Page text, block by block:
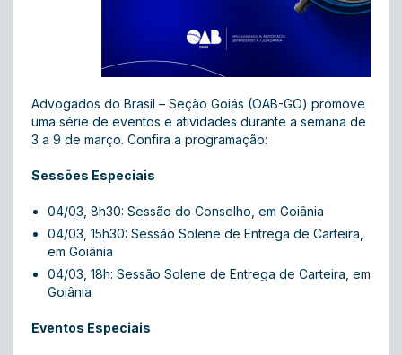
Advogados do Brasil – Seção Goiás (OAB-GO) promove
uma série de eventos e atividades durante a semana de
3 a 9 de março. Confira a programação:
Sessões Especiais
04/03, 8h30: Sessão do Conselho, em Goiânia
04/03, 15h30: Sessão Solene de Entrega de Carteira,
em Goiânia
04/03, 18h: Sessão Solene de Entrega de Carteira, em
Goiânia
Eventos Especiais